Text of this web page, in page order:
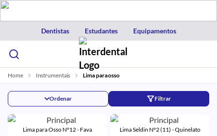
Dentistas Estudantes Equipamentos
Home Instrumentais Lima para osso
Filtrar
Ordenar
Lima para Osso N°12 - Fava Lima Seldin N°2 (11) - Quinelato